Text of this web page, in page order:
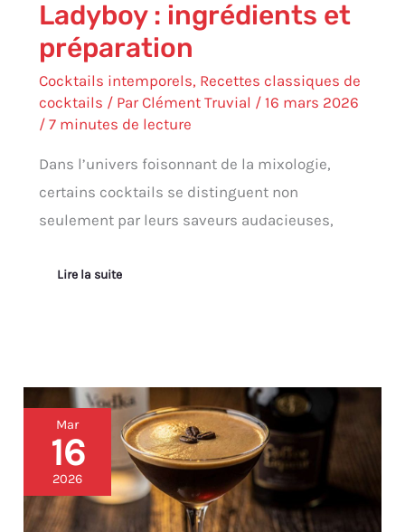
Ladyboy : ingrédients et
préparation
Cocktails intemporels, Recettes classiques de
cocktails / ParClément Truvial /16 mars 2026
/7 minutes de lecture
Dans l’univers foisonnant de la mixologie,
certains cocktails se distinguent non
seulement par leurs saveurs audacieuses,
Lire la suite
Mar
16
2026
Cocktail
:
espresso
Martini